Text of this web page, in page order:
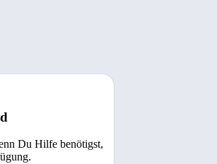
Du Hilfe benötigst,